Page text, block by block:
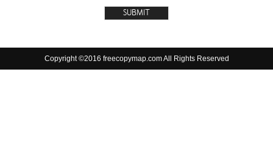
Copyright ©2016 freecopymap.com All Rights Reserved